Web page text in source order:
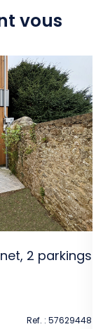
vous
2 parkings
Ref. : 57629448